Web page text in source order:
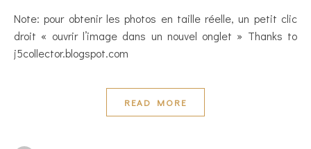
Note: pour obtenir les photos en taille réelle, un petit clic
droit « ouvrir l’image dans un nouvel onglet » Thanks to
j5collector.blogspot.com
READ MORE